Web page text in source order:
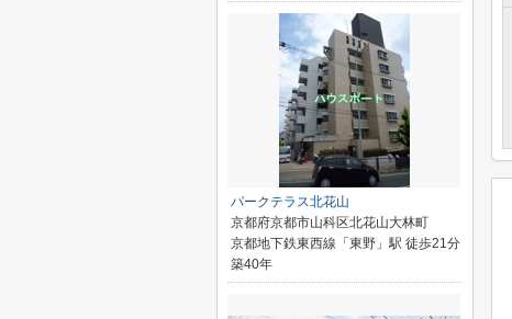
パークテラス北花山
京都府京都市山科区北花山大林町
京都地下鉄東西線「東野」駅 徒歩21分
築40年